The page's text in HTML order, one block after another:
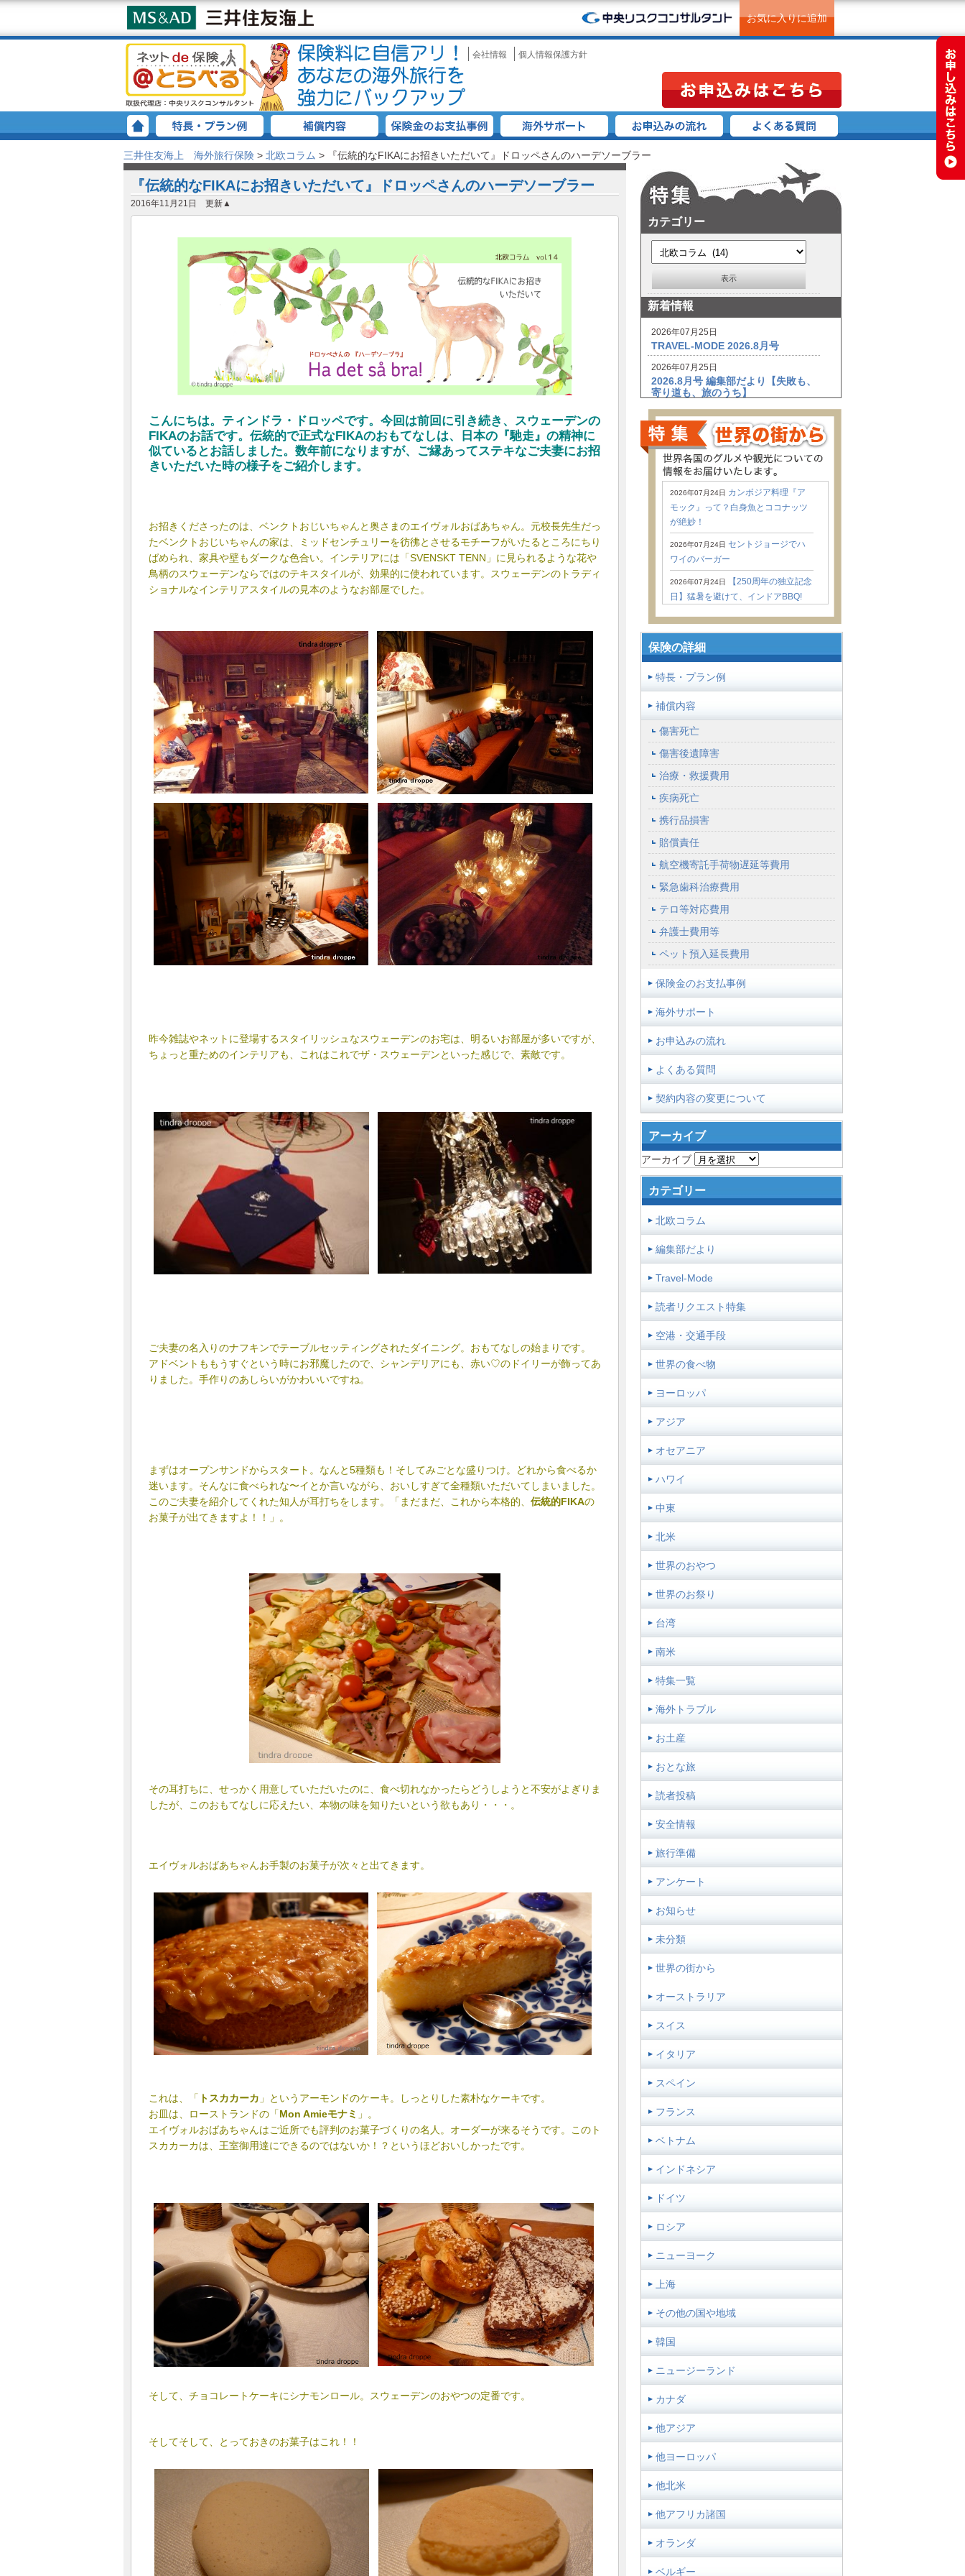
お気に入りに追加
会社情報 個人情報保護方針
三井住友海上 海外旅行保険 > 北欧コラム > 『伝統的なFIKAにお招きいただいて』ドロッペさんのハーデソーブラー
カテゴリー
新着情報
2026年07月25日
TRAVEL-MODE 2026.8月号
2026年07月25日
2026.8月号 編集部だより【失敗も、
寄り道も、旅のうち】
カンボジア料理『アモック』って？
白身魚とココナッツが絶妙！
2026年07月24日
セントジョージでハワイのバーガー
2026年07月24日
【250周年の独立記念日】猛暑を避
けて、インドアBBQ!
2026年07月24日
７月前半の庭の花たち。@ヴィクト
リア／カナダ
2026年07月24日
旅慣れた人が実践している、機内快
適術
2026年07月24日
【保存版】台風・豪雨シーズン到
来！今こそ見直したい”もしも”の備
え
2026年07月23日
【お役立ちコラム】自転車事故、も
クを知る。
2026年06月26日
TRAVEL-MODE 2026.7月号
2026年07月24日 カンボジア料理『ア
モック』って？白身魚とココナッツ
が絶妙！
2026年07月24日 セントジョージでハ
ワイのバーガー
2026年07月24日
【250周年の独立記念
日】猛暑を避けて、インドアBBQ!
2026年07月24日 ７月前半の庭の花た
ち。@ヴィクトリア／カナダ
2026年06月25日 かわいいタイ雑貨屋
さん〜＠バンコク
2026年06月25日 【家ごはん】週末グ
リーンマーケットからの朝ごはん＠
午後のコーヒータイ
ム＠ガーナ
2026年06月25日 カンボジアのホテル
朝食、密かな楽しみだった日替わり
麺
ルバーブの季節に。
＠ヴィクトリア
2026年05月24日
【マンハッタン】ニ
ューヨーク市内、創業100年以上老
舗店シリーズ Russo’s
保険の詳細
特長・プラン例
補償内容
傷害死亡
傷害後遺障害
治療・救援費用
疾病死亡
携行品損害
賠償責任
航空機寄託手荷物遅延等費用
緊急歯科治療費用
テロ等対応費用
弁護士費用等
ペット預入延長費用
保険金のお支払事例
海外サポート
お申込みの流れ
よくある質問
契約内容の変更について
アーカイブ
アーカイブ
カテゴリー
北欧コラム
編集部だより
Travel-Mode
読者リクエスト特集
空港・交通手段
世界の食べ物
ヨーロッパ
アジア
オセアニア
ハワイ
中東
北米
世界のおやつ
世界のお祭り
台湾
南米
特集一覧
海外トラブル
お土産
おとな旅
読者投稿
安全情報
旅行準備
アンケート
お知らせ
未分類
世界の街から
オーストラリア
スイス
イタリア
スペイン
フランス
ベトナム
インドネシア
ドイツ
ロシア
ニューヨーク
上海
その他の国や地域
韓国
ニュージーランド
カナダ
他アジア
他ヨーロッパ
他北米
他アフリカ諸国
オランダ
ベルギー
『伝統的なFIKAにお招きいただいて』ドロッペさんのハーデソーブラー
2016年11月21日 更新▲
こんにちは。ティンドラ・ドロッペです。今回は前回に引き続き、スウェーデンの
FIKAのお話です。伝統的で正式なFIKAのおもてなしは、日本の『馳走』の精神に
似ているとお話しました。数年前になりますが、ご縁あってステキなご夫妻にお招
きいただいた時の様子をご紹介します。
お招きくださったのは、ベンクトおじいちゃんと奥さまのエイヴォルおばあちゃん。元校長先生だっ
たベンクトおじいちゃんの家は、ミッドセンチュリーを彷彿とさせるモチーフがいたるところにちり
ばめられ、家具や壁もダークな色合い。インテリアには「SVENSKT TENN」に見られるような花や
鳥柄のスウェーデンならではのテキスタイルが、効果的に使われています。スウェーデンのトラディ
ショナルなインテリアスタイルの見本のようなお部屋でした。
昨今雑誌やネットに登場するスタイリッシュなスウェーデンのお宅は、明るいお部屋が多いですが、
ちょっと重ためのインテリアも、これはこれでザ・スウェーデンといった感じで、素敵です。
ご夫妻の名入りのナフキンでテーブルセッティングされたダイニング。おもてなしの始まりです。
アドベントももうすぐという時にお邪魔したので、シャンデリアにも、赤い♡のドイリーが飾ってあ
りました。手作りのあしらいがかわいいですね。
まずはオープンサンドからスタート。なんと5種類も！そしてみごとな盛りつけ。どれから食べるか
迷います。そんなに食べられな〜イとか言いながら、おいしすぎて全種類いただいてしまいました。
このご夫妻を紹介してくれた知人が耳打ちをします。「まだまだ、これから本格的、 伝統的FIKAの
お菓子が出てきますよ！！」。
その耳打ちに、せっかく用意していただいたのに、食べ切れなかったらどうしようと不安がよぎりま
したが、このおもてなしに応えたい、本物の味を知りたいという欲もあり・・・。
エイヴォルおばあちゃんお手製のお菓子が次々と出てきます。
これは、「 トスカカーカ 」というアーモンドのケーキ。しっとりした素朴なケーキです。
お皿は、ローストランドの「Mon Amieモナミ 」。
エイヴォルおばあちゃんはご近所でも評判のお菓子づくりの名人。オーダーが来るそうです。このト
スカカーカは、王室御用達にできるのではないか！？というほどおいしかったです。
そして、チョコレートケーキにシナモンロール。スウェーデンのおやつの定番です。
そしてそして、とっておきのお菓子はこれ！！